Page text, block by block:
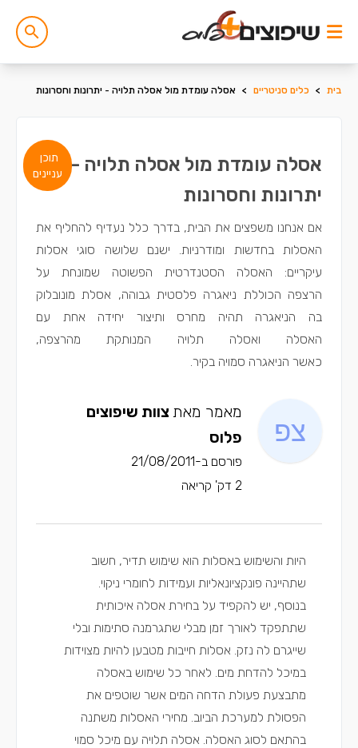
בית > כלים סניטריים > אסלה עומדת מול אסלה תלויה - יתרונות וחסרונות
תוכן
עניינים
אסלה עומדת מול אסלה תלויה -
יתרונות וחסרונות
אם אנחנו משפצים את הבית, בדרך כלל נעדיף להחליף את
האסלות בחדשות ומודרניות. ישנם שלושה סוגי אסלות
עיקריים: האסלה הסטנדרטית הפשוטה שמונחת על
הרצפה הכוללת ניאגרה פלסטית גבוהה, אסלת מונובלוק
בה הניאגרה תהיה מחרס ותיצור יחידה אחת עם
האסלה ואסלה תלויה המנותקת מהרצפה,
כאשר הניאגרה סמויה בקיר.
מאמר מאת צוות שיפוצים
פלוס
פורסם ב-21/08/2011
2 דק' קריאה
היות והשימוש באסלות הוא שימוש תדיר, חשוב
שתהיינה פונקציונאליות ועמידות לחומרי ניקוי.
בנוסף, יש להקפיד על בחירת אסלה איכותית
שתתפקד לאורך זמן מבלי שתגרמנה סתימות ובלי
שייגרם לה נזק. אסלות חייבות מטבען להיות מצוידות
במיכל להדחת מים. לאחר כל שימוש באסלה
מתבצעת פעולת הדחה המים אשר שוטפים את
הפסולת למערכת הביוב. מחירי האסלות משתנה
בהתאם לסוג האסלה. אסלה תלויה עם מיכל סמוי